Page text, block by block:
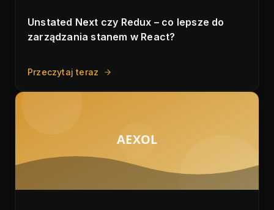
Unstated Next czy Redux – co lepsze do
zarządzania stanem w React?
Przeczytaj teraz
AEXOL